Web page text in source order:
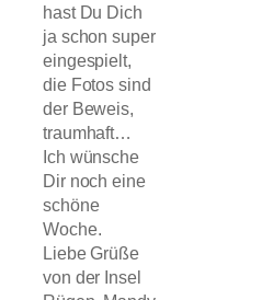
hast Du Dich
ja schon super
eingespielt,
die Fotos sind
der Beweis,
traumhaft…
Ich wünsche
Dir noch eine
schöne
Woche.
Liebe Grüße
von der Insel